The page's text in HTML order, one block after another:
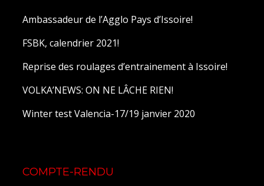
Ambassadeur de l’Agglo Pays d’Issoire!
FSBK, calendrier 2021!
Reprise des roulages d’entrainement à Issoire!
VOLKA’NEWS: ON NE LÂCHE RIEN!
Winter test Valencia-17/19 janvier 2020
COMPTE-RENDU